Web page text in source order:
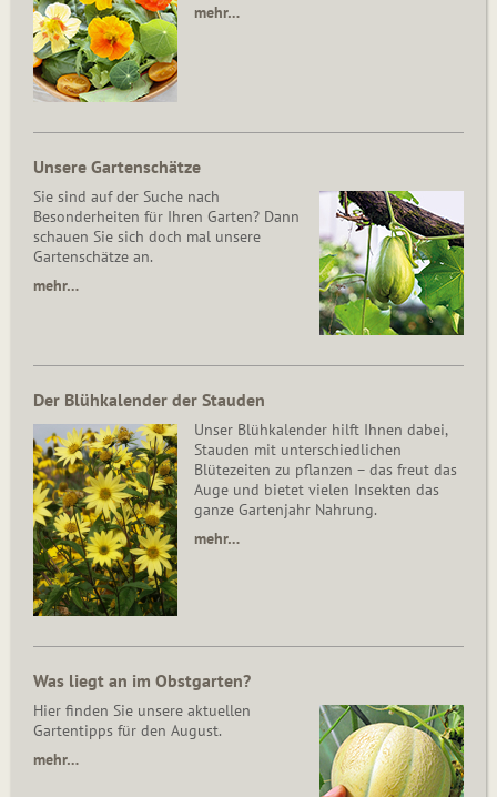
mehr…
Unsere Gartenschätze
Sie sind auf der Suche nach
Besonderheiten für Ihren Garten? Dann
schauen Sie sich doch mal unsere
Gartenschätze an.
mehr…
Der Blühkalender der Stauden
Unser Blühkalender hilft Ihnen dabei,
Stauden mit unterschiedlichen
Blütezeiten zu pflanzen – das freut das
Auge und bietet vielen Insekten das
ganze Gartenjahr Nahrung.
mehr…
Was liegt an im Obstgarten?
Hier finden Sie unsere aktuellen
Gartentipps für den August.
mehr…